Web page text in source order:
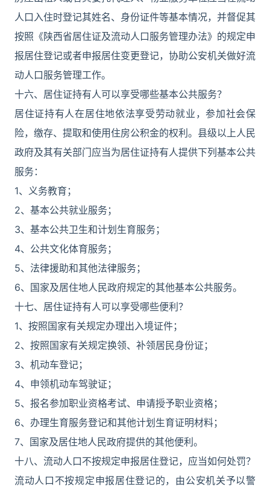
人口入住时登记其姓名、身份证件等基本情况，并督促其
按照《陕西省居住证及流动人口服务管理办法》的规定申
报居住登记或者申报居住变更登记，协助公安机关做好流
动人口服务管理工作。
十六、居住证持有人可以享受哪些基本公共服务？
居住证持有人在居住地依法享受劳动就业，参加社会保
险，缴存、提取和使用住房公积金的权利。县级以上人民
政府及其有关部门应当为居住证持有人提供下列基本公共
服务：
1、义务教育；
2、基本公共就业服务；
3、基本公共卫生和计划生育服务；
4、公共文化体育服务；
5、法律援助和其他法律服务；
6、国家及居住地人民政府规定的其他基本公共服务。
十七、居住证持有人可以享受哪些便利？
1、按照国家有关规定办理出入境证件；
2、按照国家有关规定换领、补领居民身份证；
3、机动车登记；
4、申领机动车驾驶证；
5、报名参加职业资格考试、申请授予职业资格；
6、办理生育服务登记和其他计划生育证明材料；
7、国家及居住地人民政府提供的其他便利。
十八、流动人口不按规定申报居住登记，应当如何处罚？
流动人口不按规定申报居住登记的，由公安机关予以警